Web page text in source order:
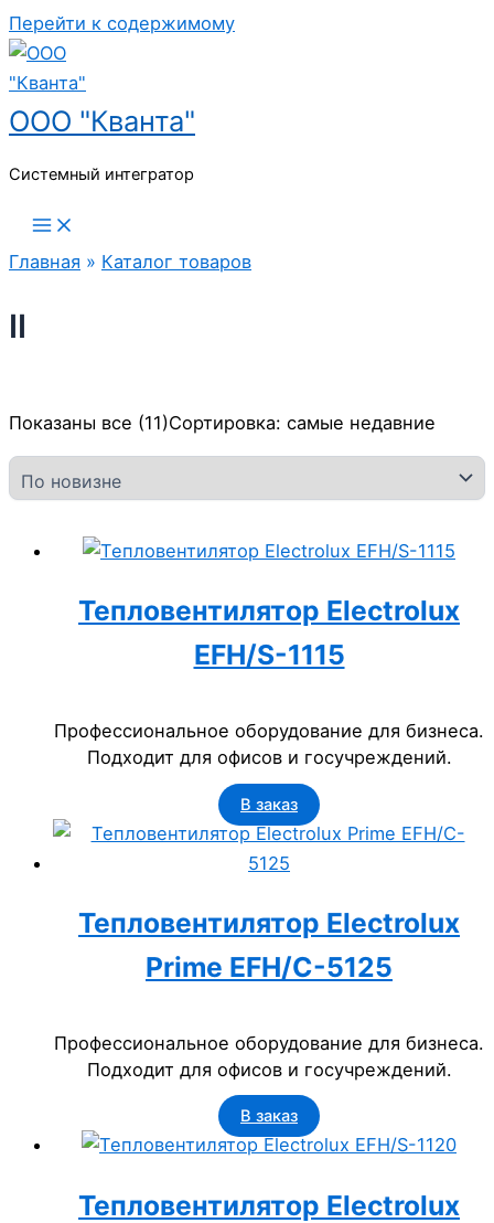
Перейти к содержимому
ООО "Кванта"
Системный интегратор
Главная » Каталог товаров
II
Показаны все (11)Сортировка: самые недавние
Тепловентилятор Electrolux
EFH/S-1115
Профессиональное оборудование для бизнеса.
Подходит для офисов и госучреждений.
В заказ
Тепловентилятор Electrolux
Prime EFH/C-5125
Профессиональное оборудование для бизнеса.
Подходит для офисов и госучреждений.
В заказ
Тепловентилятор Electrolux